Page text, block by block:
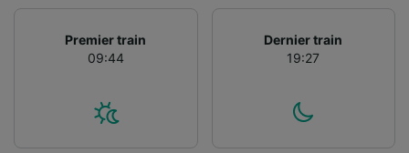
Premier train
09:44
Dernier train
19:27